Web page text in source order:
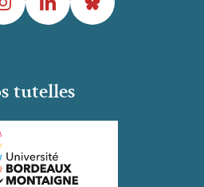
tutelles